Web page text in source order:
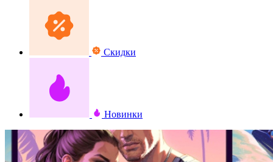
Скидки
Новинки